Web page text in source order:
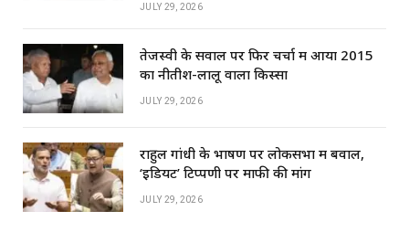
JULY 29, 2026
तेजस्वी के सवाल पर फिर चर्चा में आया 2015
का नीतीश-लालू वाला किस्सा
JULY 29, 2026
राहुल गांधी के भाषण पर लोकसभा में बवाल,
‘इडियट’ टिप्पणी पर माफी की मांग
JULY 29, 2026